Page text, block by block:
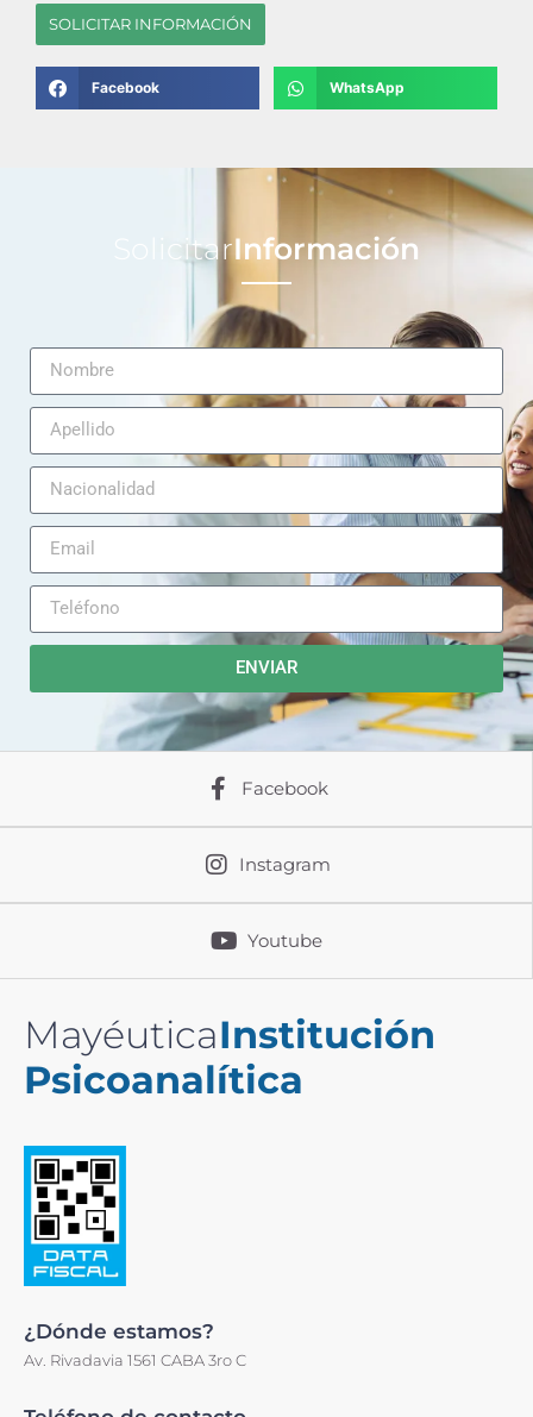
SOLICITAR INFORMACIÓN
Facebook WhatsApp
SolicitarInformación
ENVIAR
Facebook
Instagram
Youtube
MayéuticaInstitución
Psicoanalítica
¿Dónde estamos?
Av. Rivadavia 1561 CABA 3ro C